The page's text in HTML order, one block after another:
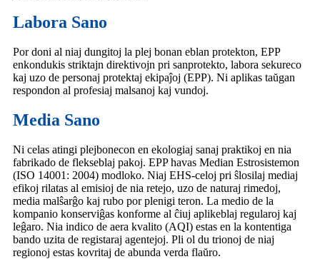
Labora Sano
Por doni al niaj dungitoj la plej bonan eblan protekton, EPP
enkondukis striktajn direktivojn pri sanprotekto, labora sekureco
kaj uzo de personaj protektaj ekipaĵoj (EPP). Ni aplikas taŭgan
respondon al profesiaj malsanoj kaj vundoj.
Media Sano
Ni celas atingi plejbonecon en ekologiaj sanaj praktikoj en nia
fabrikado de flekseblaj pakoj. EPP havas Median Estrosistemon
(ISO 14001: 2004) modloko. Niaj EHS-celoj pri ŝlosilaj mediaj
efikoj rilatas al emisioj de nia retejo, uzo de naturaj rimedoj,
media malŝarĝo kaj rubo por plenigi teron. La medio de la
kompanio konserviĝas konforme al ĉiuj aplikeblaj regularoj kaj
leĝaro. Nia indico de aera kvalito (AQI) estas en la kontentiga
bando uzita de registaraj agentejoj. Pli ol du trionoj de niaj
regionoj estas kovritaj de abunda verda flaŭro.